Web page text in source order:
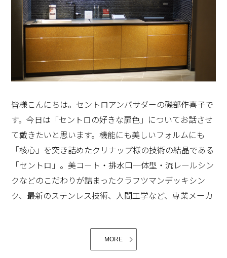
工場見学を思い出しました。四倉工場、鹿島システム工
場、鹿島工場、湯本工場、それぞれが役割を分担、シス
テム化された中、誇りをもった経験溢れるクラフツマン
の方々が脇目もふらず、働かれるお姿に感動しました。
今回のCENTROキッチンには、そのクリナップさんの技
術力が結集しているのだろうなあ、と思います。
③今までになかった機能や考え方。古くは「キッチンは
楽しむ時代。また、「おもてなし」という言葉をもと
に、家にお客様をお呼びしてホームパーティを催すこと
皆様こんにちは。セントロアンバサダーの磯部作喜子で
す。今日は「セントロの好きな扉色」についてお話させ
て戴きたいと思います。機能にも美しいフォルムにも
「核心」を突き詰めたクリナップ様の技術の結晶である
「セントロ」。美コート・排水口一体型・流レールシン
クなどのこだわりが詰まったクラフツマンデッキシン
ク、最新のステンレス技術、人間工学など、専業メーカ
で、美しい扉もその一つです。
MORE